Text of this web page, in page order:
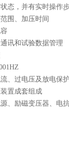
态，并有实时操作
围、加压时间
讯和试验数据管理
、过电压及放电保
置成套组成
、励磁变压器、电